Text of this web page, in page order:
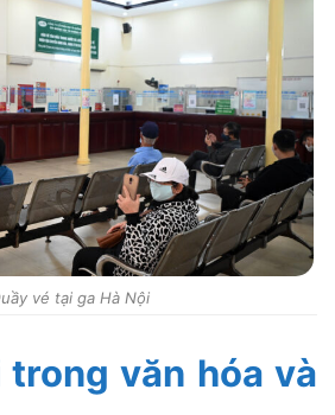
vé tại ga Hà Nội
trong văn hóa và